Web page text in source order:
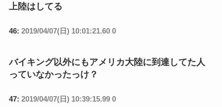
上陸はしてる
46: 2019/04/07(日) 10:01:21.60 0
バイキング以外にもアメリカ大陸に到達してた人
っていなかったっけ？
47: 2019/04/07(日) 10:39:15.99 0